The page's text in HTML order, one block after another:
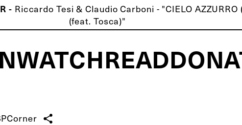
- Riccardo Tesi & Claudio Carboni - "CIELO AZZURRO
(feat. Tosca)"
WATCHREAD
share